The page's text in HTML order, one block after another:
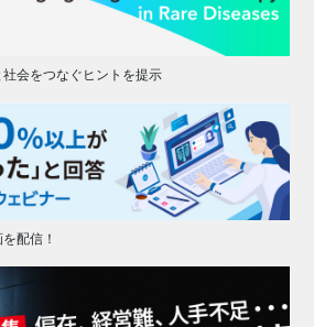
会をつなぐヒントを提示
配信！